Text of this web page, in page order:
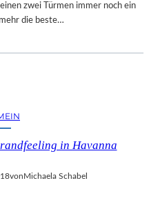
zwei Türmen immer noch ein
die beste…
in Havanna
vonMichaela Schabel